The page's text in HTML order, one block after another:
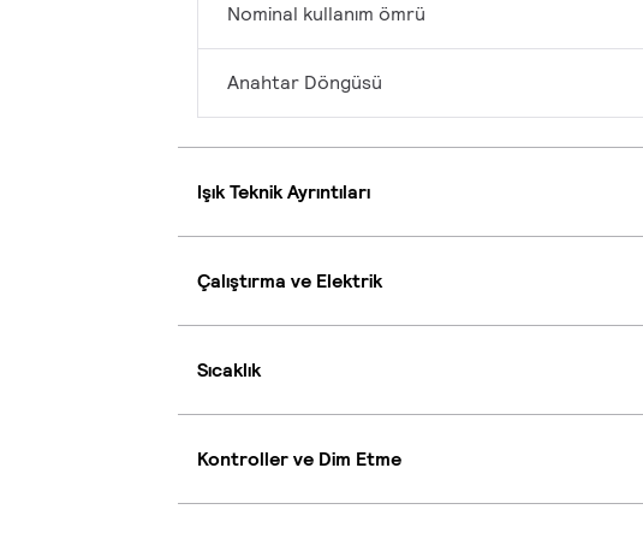
Nominal kullanım ömrü
Anahtar Döngüsü
Işık Teknik Ayrıntıları
Çalıştırma ve Elektrik
Sıcaklık
Kontroller ve Dim Etme